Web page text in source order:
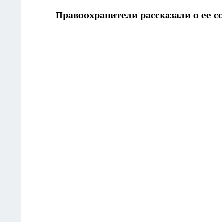
Правоохранители рассказали о ее